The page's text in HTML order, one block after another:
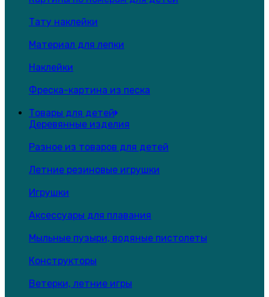
Тату наклейки
Материал для лепки
Наклейки
Фреска-картина из песка
Товары для детей
Деревянные изделия
Разное из товаров для детей
Летние резиновые игрушки
Игрушки
Аксессуары для плавания
Мыльные пузыри, водяные пистолеты
Конструкторы
Ветерки, летние игры